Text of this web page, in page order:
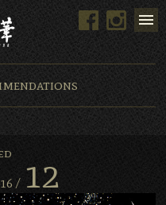
Bar 石の華 -BARFacebook
/ 12